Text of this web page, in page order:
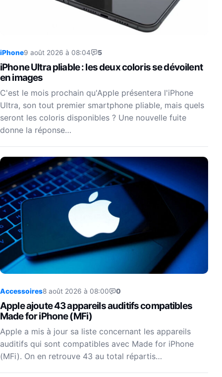
iPhone9 août 2026 à 08:04 5
iPhone Ultra pliable : les deux coloris se dévoilent
en images
C'est le mois prochain qu'Apple présentera l'iPhone
Ultra, son tout premier smartphone pliable, mais quels
seront les coloris disponibles ? Une nouvelle fuite
donne la réponse…
Accessoires8 août 2026 à 08:00 0
Apple ajoute 43 appareils auditifs compatibles
Made for iPhone (MFi)
Apple a mis à jour sa liste concernant les appareils
auditifs qui sont compatibles avec Made for iPhone
(MFi). On en retrouve 43 au total répartis…